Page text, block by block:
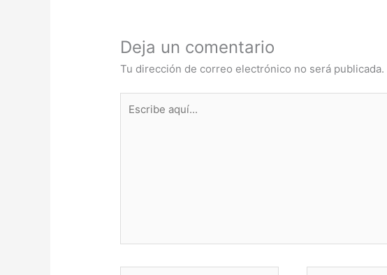
Deja un comentario
Tu dirección de correo electrónico no será publicada.
aquí...